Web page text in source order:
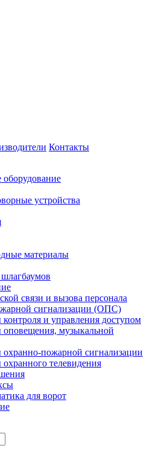
Контакты
устройства
материалы
связи и вызова персонала
сигнализации (ОПС)
и управления доступом
оповещения, музыкальной
охранно-пожарной сигнализации
телевидения
для ворот